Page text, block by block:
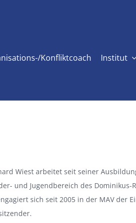
Konfliktcoach Institut
Wiest arbeitet seit seiner
und Jugendbereich des Dominikus-
sich seit 2005 in der MAV der